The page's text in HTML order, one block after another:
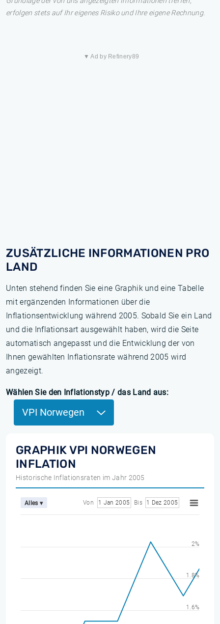
erfolgen stets auf Ihr eigenes Risiko und Ihre eigene Rechnung.
▼ Ad by Refinery89
ZUSÄTZLICHE INFORMATIONEN PRO
LAND
Unten stehend finden Sie eine Graphik und eine Tabelle
mit ergänzenden Informationen über die
Inflationsentwicklung während 2005. Sobald Sie ein Land
und die Inflationsart ausgewählt haben, wird die Seite
automatisch angepasst und die Entwicklung der von
Ihnen gewählten Inflationsrate während 2005 wird
angezeigt.
Wählen Sie den Inflationstyp / das Land aus:
VPI Norwegen
GRAPHIK VPI NORWEGEN
INFLATION
Historische Inflationsraten im Jahr 2005
Alles ▾ Von 1 Jan 2005 Bis 1 Dez 2005
1.6%
1.8%
2%